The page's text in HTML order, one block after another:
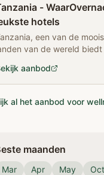
-
hotels
een van de
van de wereld
berg van Afrika te
aanbod
al het aanbod voor
maanden
Mar Apr May Oct